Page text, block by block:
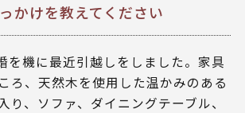
かけを教えてください
機に最近引越しをしました。家具
ろ、天然木を使用した温かみのある
り、ソファ、ダイニングテーブル、